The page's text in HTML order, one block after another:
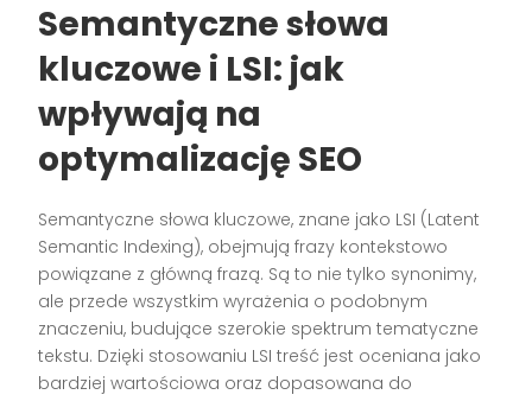
Semantyczne słowa
kluczowe i LSI: jak
wpływają na
optymalizację SEO
Semantyczne słowa kluczowe, znane jako LSI (Latent
Semantic Indexing), obejmują frazy kontekstowo
powiązane z główną frazą. Są to nie tylko synonimy,
ale przede wszystkim wyrażenia o podobnym
znaczeniu, budujące szerokie spektrum tematyczne
tekstu. Dzięki stosowaniu LSI treść jest oceniana jako
bardziej wartościowa oraz dopasowana do